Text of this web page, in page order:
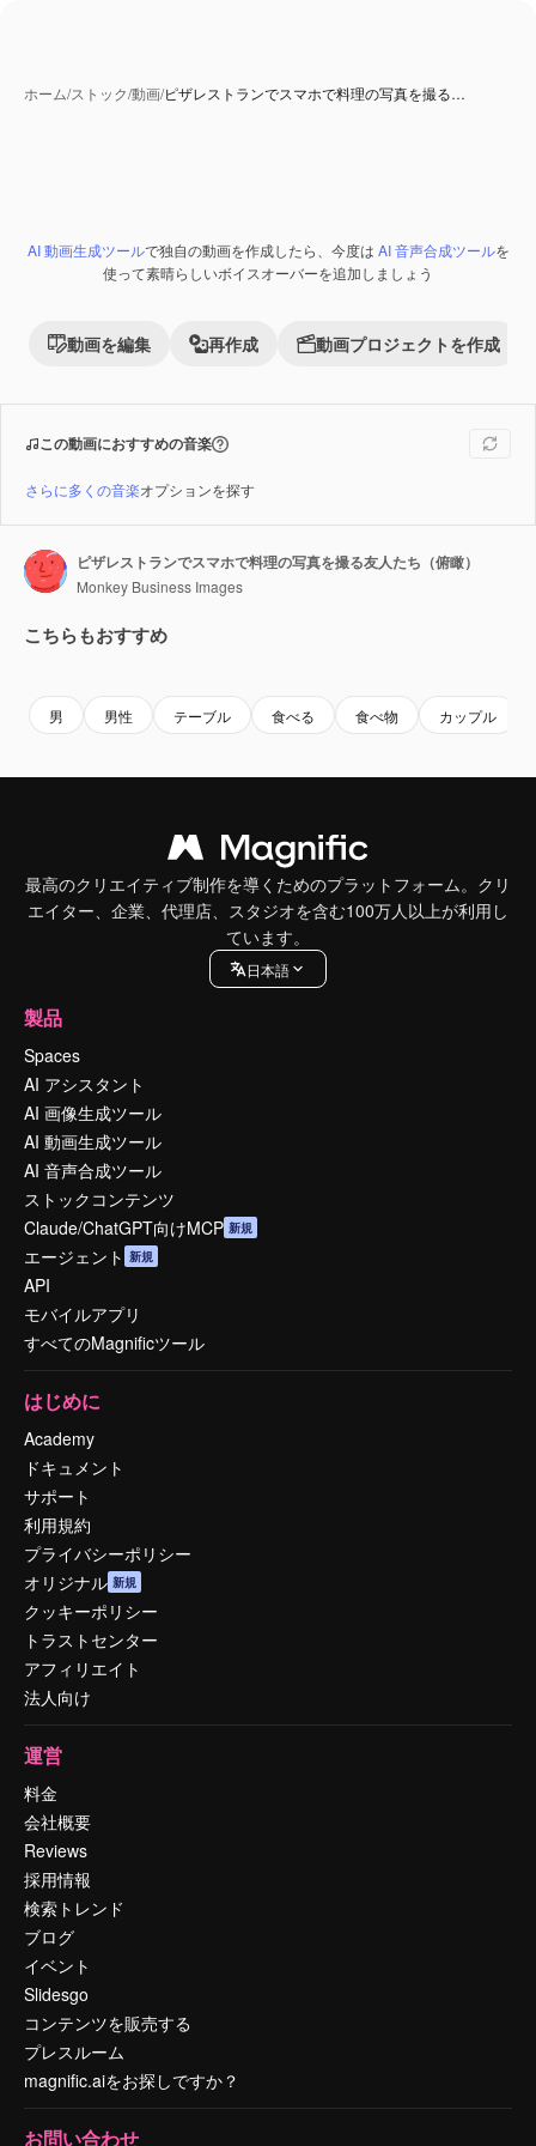
ホーム/ストック/動画/ピザレストランでスマホで料理の写真を撮る…
Premium
AI 動画生成ツールで独自の動画を作成したら、今度は AI 音声合成ツールを
使って素晴らしいボイスオーバーを追加しましょう
動画を編集 再作成 動画プロジェクトを作成
この動画におすすめの音楽
さらに多くの音楽オプションを探す
ピザレストランでスマホで料理の写真を撮る友人たち（俯瞰）
Monkey Business Images
こちらもおすすめ
男 男性 テーブル 食べる 食べ物 カップル
最高のクリエイティブ制作を導くためのプラットフォーム。クリ
エイター、企業、代理店、スタジオを含む100万人以上が利用し
ています。
日本語
製品
Spaces
AI アシスタント
AI 画像生成ツール
AI 動画生成ツール
AI 音声合成ツール
ストックコンテンツ
Claude/ChatGPT向けMCP 新規
エージェント 新規
API
モバイルアプリ
すべてのMagnificツール
はじめに
Academy
ドキュメント
サポート
利用規約
プライバシーポリシー
オリジナル 新規
クッキーポリシー
トラストセンター
アフィリエイト
法人向け
運営
料金
会社概要
Reviews
採用情報
検索トレンド
ブログ
イベント
Slidesgo
コンテンツを販売する
プレスルーム
magnific.aiをお探しですか？
お問い合わせ